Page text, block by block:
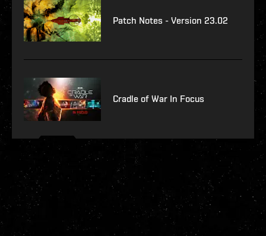
Patch Notes - Version 23.02
Cradle of War In Focus